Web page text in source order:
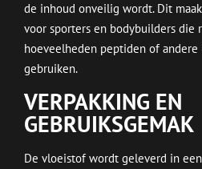
de inhoud onveilig wordt. Dit
voor sporters en bodybuilders die
hoeveelheden peptiden of
gebruiken.
VERPAKKING EN
GEBRUIKSGEMAK
De vloeistof wordt geleverd in